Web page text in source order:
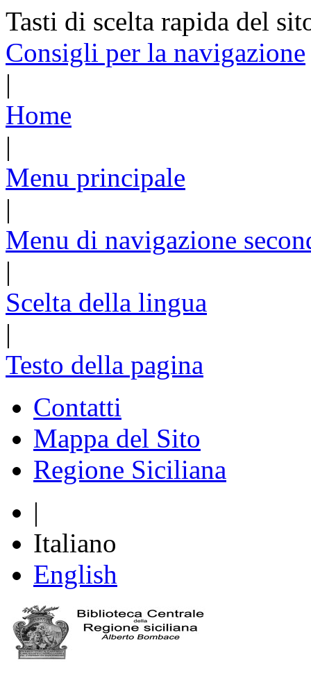
Tasti di scelta rapida del
Consigli per la navigazione
|
Home
|
Menu principale
|
Menu di navigazione
|
Scelta della lingua
|
Testo della pagina
Contatti
Mappa del Sito
Regione Siciliana
|
Italiano
English